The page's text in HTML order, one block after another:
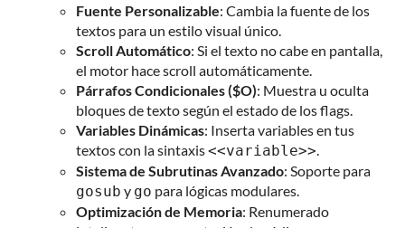
Fuente Personalizable: Cambia la fuente de los
textos para un estilo visual único.
Scroll Automático: Si el texto no cabe en pantalla,
el motor hace scroll automáticamente.
Párrafos Condicionales ($O): Muestra u oculta
bloques de texto según el estado de los flags.
Variables Dinámicas: Inserta variables en tus
textos con la sintaxis<<variable>>
Sistema de Subrutinas Avanzado: Soporte para
gosub y go para lógicas modulares.
Optimización de Memoria: Renumerado